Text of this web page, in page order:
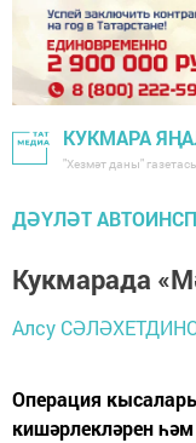
КУКМАРА
"Хезмәт даны"
ДӘҮЛӘТ
Кукмарада
Алсу
Операция
кишәрлекләрен